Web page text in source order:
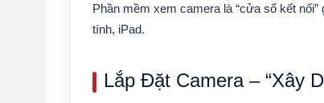
Phần mềm xem camera là “cửa sổ kết
tính, iPad.
Lắp Đặt Camera – “Xây